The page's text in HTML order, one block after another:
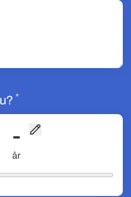
*Obligatoriskt
-
år